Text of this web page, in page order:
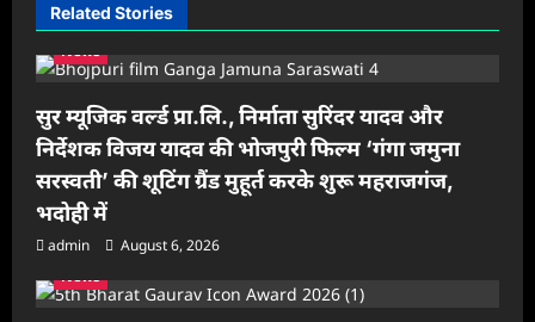
g
a
i
o
n
Related Stories
News
सुर म्यूजिक वर्ल्ड प्रा.लि., निर्माता सुरिंदर यादव और
निर्देशक विजय यादव की भोजपुरी फिल्म ‘गंगा जमुना
सरस्वती’ की शूटिंग ग्रैंड मुहूर्त करके शुरू महराजगंज,
भदोही में
admin
August 6, 2026
News